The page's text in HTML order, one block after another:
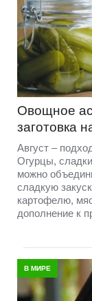
Овощное
заготовка
Август –
Огурцы,
можно
сладкую
картофелю,
дополнение к
В МИРЕ